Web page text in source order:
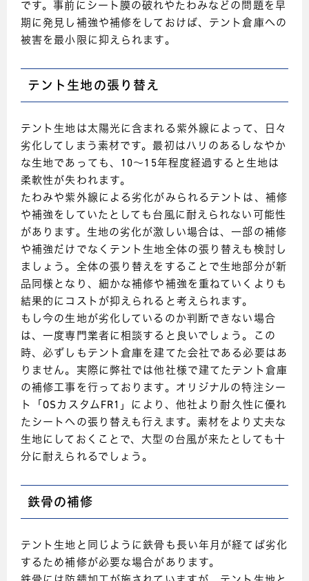
です。事前にシート膜の破れやたわみなどの問題を早
期に発見し補強や補修をしておけば、テント倉庫への
被害を最小限に抑えられます。
テント生地の張り替え
テント生地は太陽光に含まれる紫外線によって、日々
劣化してしまう素材です。最初はハリのあるしなやか
な生地であっても、10～15年程度経過すると生地は
柔軟性が失われます。
たわみや紫外線による劣化がみられるテントは、補修
や補強をしていたとしても台風に耐えられない可能性
があります。生地の劣化が激しい場合は、一部の補修
や補強だけでなくテント生地全体の張り替えも検討し
ましょう。全体の張り替えをすることで生地部分が新
品同様となり、細かな補修や補強を重ねていくよりも
結果的にコストが抑えられると考えられます。
もし今の生地が劣化しているのか判断できない場合
は、一度専門業者に相談すると良いでしょう。この
時、必ずしもテント倉庫を建てた会社である必要はあ
りません。実際に弊社では他社様で建てたテント倉庫
の補修工事を行っております。オリジナルの特注シー
ト「OSカスタムFR1」により、他社より耐久性に優れ
たシートへの張り替えも行えます。素材をより丈夫な
生地にしておくことで、大型の台風が来たとしても十
分に耐えられるでしょう。
鉄骨の補修
テント生地と同じように鉄骨も長い年月が経てば劣化
するため補修が必要な場合があります。